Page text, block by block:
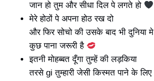
जान हो तुम और सीधा दिल पे लगते हो
मेरे होठों पे अपना होठ रख दो
और फिर सोचो की उसके बाद भी दुनिया मे
कुछ पाना जरूरी है
इतनी मोहब्बत दूँगा तुम्हें की लड़किया
तरसे gi तुम्हारी जेसी किस्मत पाने के लिए